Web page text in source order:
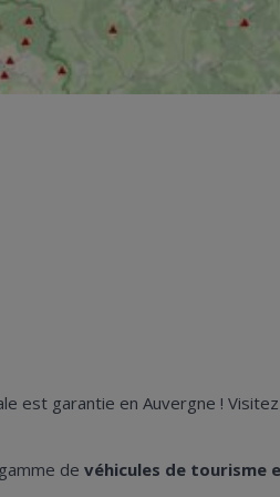
garantie en Auvergne ! Visitez
de véhicules de tourisme